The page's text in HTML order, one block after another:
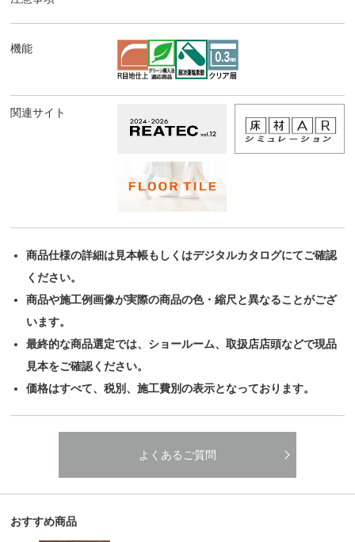
機能
関連サイト
商品仕様の詳細は見本帳もしくはデジタルカタログにてご確認
ください。
商品や施工例画像が実際の商品の色・縮尺と異なることがござ
います。
最終的な商品選定では、ショールーム、取扱店店頭などで現品
見本をご確認ください。
価格はすべて、税別、施工費別の表示となっております。
よくあるご質問
おすすめ商品